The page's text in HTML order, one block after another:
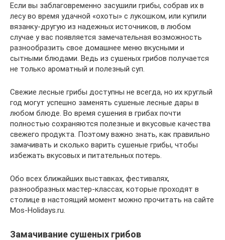
Если вы заблаговременно засушили грибы, собрав их в
лесу во время удачной «охоты» с лукошком, или купили
вязанку-другую из надежных источников, в любом
случае у вас появляется замечательная возможность
разнообразить свое домашнее меню вкусными и
сытными блюдами. Ведь из сушеных грибов получается
не только ароматный и полезный суп.
Свежие лесные грибы доступны не всегда, но их круглый
год могут успешно заменять сушеные лесные дары в
любом блюде. Во время сушения в грибах почти
полностью сохраняются полезные и вкусовые качества
свежего продукта. Поэтому важно знать, как правильно
замачивать и сколько варить сушеные грибы, чтобы
избежать вкусовых и питательных потерь.
Обо всех ближайших выставках, фестивалях,
разнообразных мастер-классах, которые проходят в
столице в настоящий момент можно прочитать на сайте
Mos-Holidays.ru.
Замачивание сушеных грибов